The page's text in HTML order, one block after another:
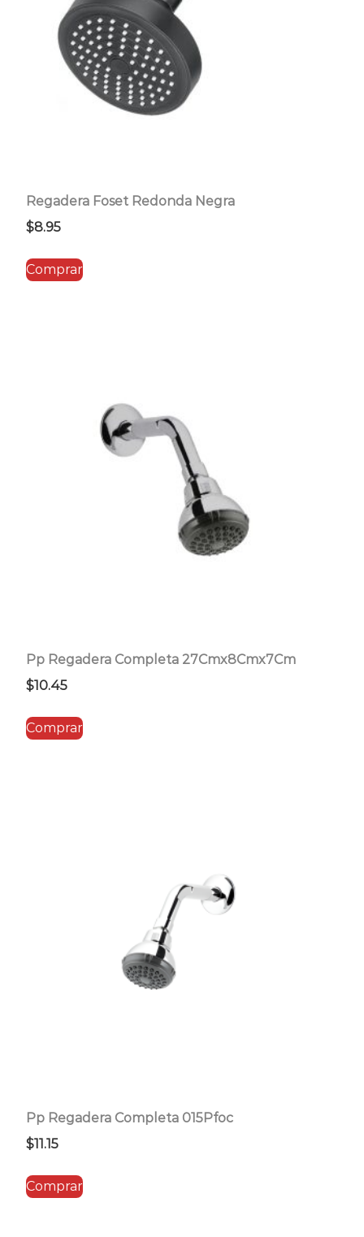
Regadera Foset Redonda Negra
$8.95
Comprar
Pp Regadera Completa 27Cmx8Cmx7Cm
$10.45
Comprar
Pp Regadera Completa 015Pfoc
$11.15
Comprar